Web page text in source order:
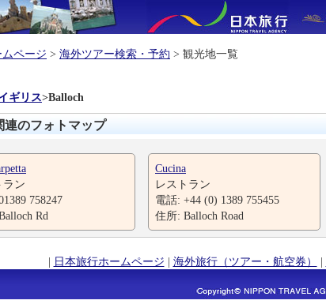
ページ > 海外ツアー検索・予約 > 観光地一覧
ギリス>Balloch
連のフォトマップ
ラン
758247
Rd
Cucina
レストラン
電話: +44 (0) 1389 755455
住所: Balloch Road
| 日本旅行ホームページ | 海外旅行（ツアー・航空券） |